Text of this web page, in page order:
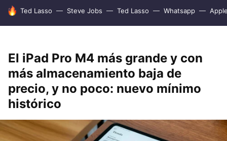
HOY SE HABLA DE
Ted Lasso Steve Jobs Ted Lasso Whatsapp
El iPad Pro M4 más grande y con
más almacenamiento baja de
precio, y no poco: nuevo mínimo
histórico